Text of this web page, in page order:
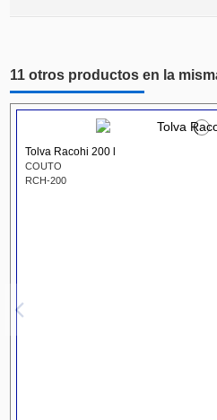
11 otros productos en la
Tolva Racohi 200 l
COUTO
RCH-200